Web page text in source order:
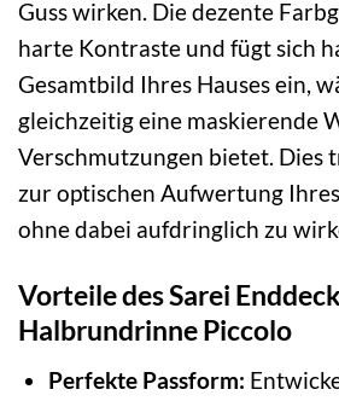
Guss wirken. Die dezente
harte Kontraste und fügt sich
Gesamtbild Ihres Hauses ein,
gleichzeitig eine maskierende
Verschmutzungen bietet. Dies
zur optischen Aufwertung
ohne dabei aufdringlich zu
Vorteile des Sarei
Halbrundrinne Piccolo
Perfekte Passform: